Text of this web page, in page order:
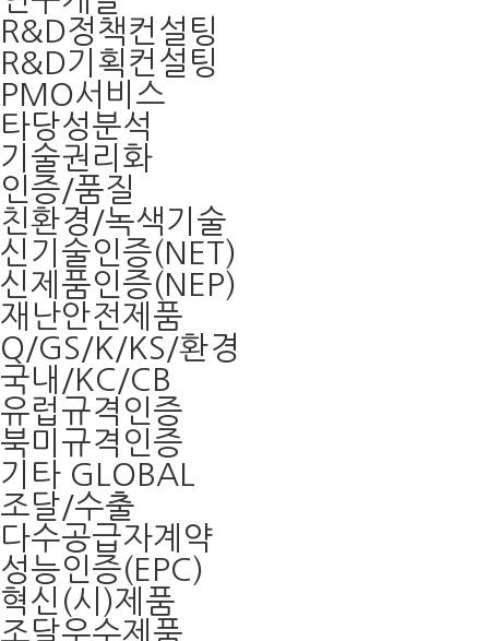
R&D정책컨설팅
R&D기획컨설팅
PMO서비스
타당성분석
기술권리화
인증/품질
친환경/녹색기술
신기술인증(NET)
신제품인증(NEP)
재난안전제품
Q/GS/K/KS/환경
국내/KC/CB
유럽규격인증
북미규격인증
기타 GLOBAL
조달/수출
다수공급자계약
성능인증(EPC)
혁신(시)제품
조달우수제품